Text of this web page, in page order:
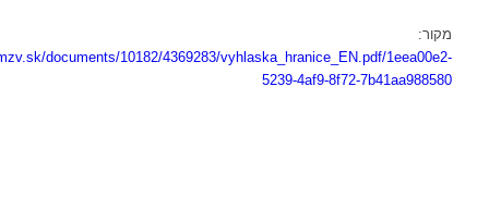
מקור:
documents/10182/4369283/vyhlaska_hranice_EN.pdf/1eea00e2-
5239-4af9-8f72-7b41aa988580